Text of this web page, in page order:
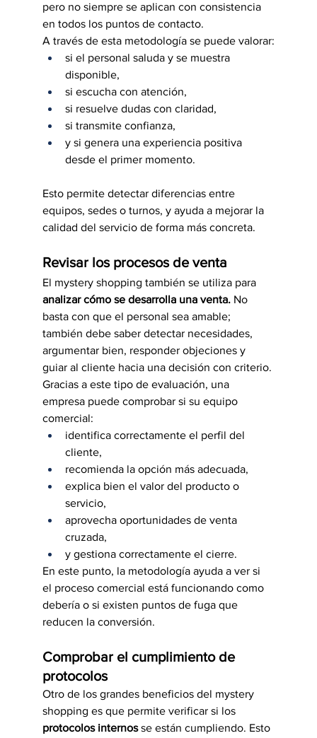
pero no siempre se aplican con consistencia
en todos los puntos de contacto.
A través de esta metodología se puede valorar:
si el personal saluda y se muestra
disponible,
si escucha con atención,
si resuelve dudas con claridad,
si transmite confianza,
y si genera una experiencia positiva
desde el primer momento.
Esto permite detectar diferencias entre
equipos, sedes o turnos, y ayuda a mejorar la
calidad del servicio de forma más concreta.
Revisar los procesos de venta
El mystery shopping también se utiliza para
analizar cómo se desarrolla una venta. No
basta con que el personal sea amable;
también debe saber detectar necesidades,
argumentar bien, responder objeciones y
guiar al cliente hacia una decisión con criterio.
Gracias a este tipo de evaluación, una
empresa puede comprobar si su equipo
comercial:
identifica correctamente el perfil del
cliente,
recomienda la opción más adecuada,
explica bien el valor del producto o
servicio,
aprovecha oportunidades de venta
cruzada,
y gestiona correctamente el cierre.
En este punto, la metodología ayuda a ver si
el proceso comercial está funcionando como
debería o si existen puntos de fuga que
reducen la conversión.
Comprobar el cumplimiento de
protocolos
Otro de los grandes beneficios del mystery
shopping es que permite verificar si los
protocolos internos se están cumpliendo. Esto